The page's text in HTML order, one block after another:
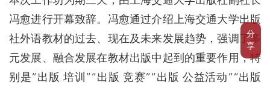
分
享
冯愈进行开幕致辞。冯愈通过介绍上海交通大学出版
社外语教材的过去、现在及未来发展趋势，强调了多
元发展、融合发展在教材出版中起到的重要作用，特
别是“出版 培训”“出版 竞赛”“出版 公益活动”“出版